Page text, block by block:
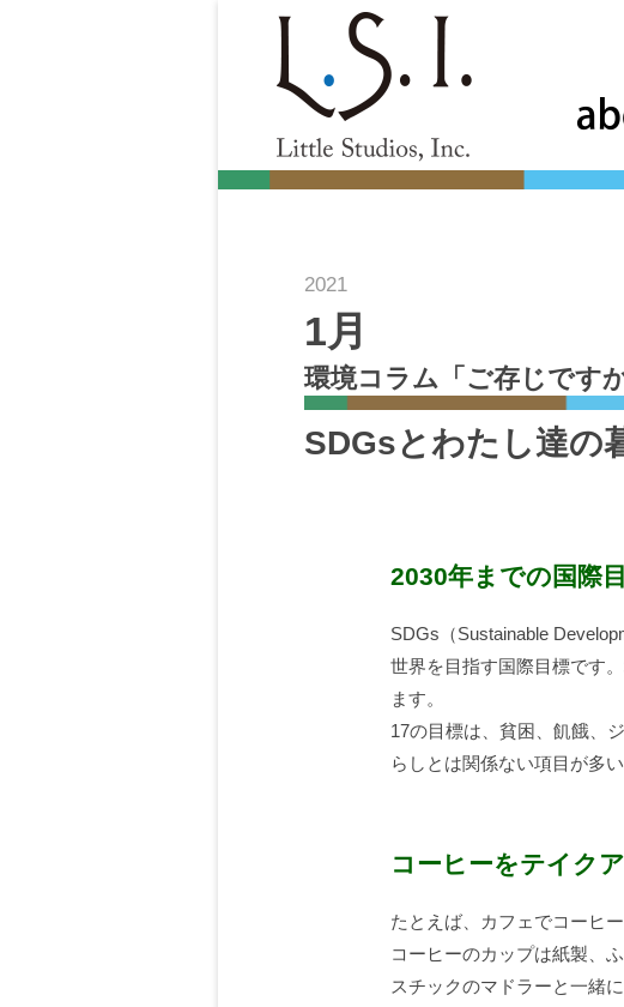
Little Studios, Inc.
2021
1月
環境コラム「ご存じですか
SDGsとわたし達の
2030年までの国際
SDGs（Sustainable
世界を目指す国際目標です
ます。
17の目標は、貧困、飢餓、
らしとは関係ない項目が多
コーヒーをテイク
たとえば、カフェでコーヒ
コーヒーのカップは紙製、
スチックのマドラーと一緒